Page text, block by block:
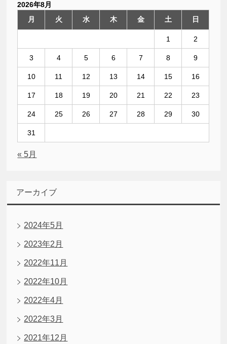
2026年8月
月
火 水 木 金 土 日
1 2
3 4 5 6 7 8 9
10 11 12 13 14 15 16
17 18 19 20 21 22 23
24 25 26 27 28 29 30
31
« 5月
アーカイブ
2024年5月
2023年2月
2022年11月
2022年10月
2022年4月
2022年3月
2021年12月